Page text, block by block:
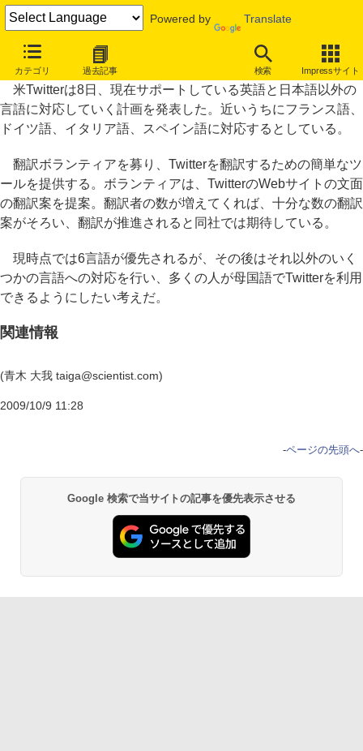
Powered by Translate
カテゴリ 過去記事 検索 Impressサイト
米Twitter、日英以外の多言語化推進を発表
米Twitterは8日、現在サポートしている英語と日本語以外の
言語に対応していく計画を発表した。近いうちにフランス語、
ドイツ語、イタリア語、スペイン語に対応するとしている。
翻訳ボランティアを募り、Twitterを翻訳するための簡単なツ
ールを提供する。ボランティアは、TwitterのWebサイトの文面
の翻訳案を提案。翻訳者の数が増えてくれば、十分な数の翻訳
案がそろい、翻訳が推進されると同社では期待している。
現時点では6言語が優先されるが、その後はそれ以外のいく
つかの言語への対応を行い、多くの人が母国語でTwitterを利用
できるようにしたい考えだ。
関連情報
(青木 大我 taiga@scientist.com)
2009/10/9 11:28
-ページの先頭へ-
Google 検索で当サイトの記事を優先表示させる